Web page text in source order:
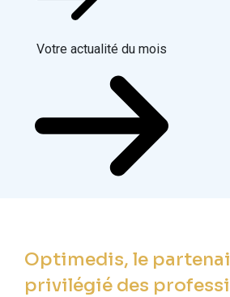
Votre actualité du mois
Optimedis, le
privilégié des